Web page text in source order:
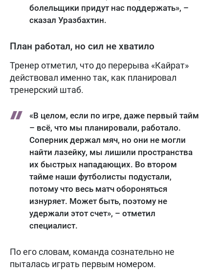
болельщики придут нас поддержать», –
сказал Уразбахтин.
План работал, но сил не хватило
Тренер отметил, что до перерыва «Кайрат»
действовал именно так, как планировал
тренерский штаб.
«В целом, если по игре, даже первый тайм
– всё, что мы планировали, работало.
Соперник держал мяч, но они не могли
найти лазейку, мы лишили пространства
их быстрых нападающих. Во втором
тайме наши футболисты подустали,
потому что весь матч обороняться
изнуряет. Может быть, поэтому не
удержали этот счет», – отметил
специалист.
По его словам, команда сознательно не
пыталась играть первым номером.